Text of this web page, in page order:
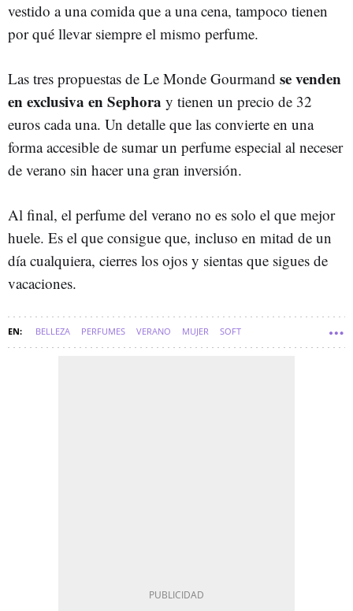
vestido a una comida que a una cena, tampoco tienen
por qué llevar siempre el mismo perfume.
Las tres propuestas de Le Monde Gourmand se venden
en exclusiva en Sephora y tienen un precio de 32
euros cada una. Un detalle que las convierte en una
forma accesible de sumar un perfume especial al neceser
de verano sin hacer una gran inversión.
Al final, el perfume del verano no es solo el que mejor
huele. Es el que consigue que, incluso en mitad de un
día cualquiera, cierres los ojos y sientas que sigues de
vacaciones.
BELLEZA PERFUMES VERANO MUJER SOFT